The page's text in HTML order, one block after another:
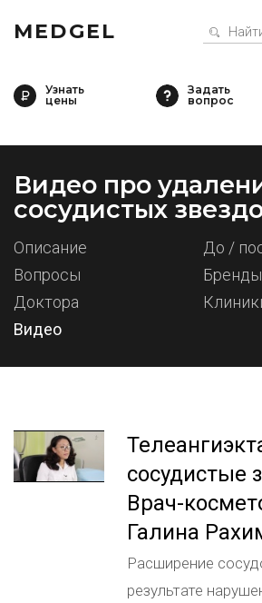
MEDGEL
Узнать
цены
Задать
вопрос
Видео про
сосудистых
Описание
До /
Вопросы
Бренды
Доктора
Видео
сосудистые
Врач-
Галина
Расширение
результате